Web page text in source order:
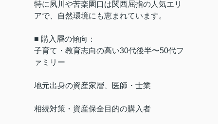
特に夙川や苦楽園口は関西屈指の人気エリ
アで、自然環境にも恵まれています。
■ 購入層の傾向：
子育て・教育志向の高い30代後半〜50代フ
ァミリー
地元出身の資産家層、医師・士業
相続対策・資産保全目的の購入者